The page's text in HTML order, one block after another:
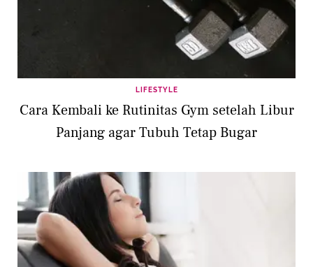
LIFESTYLE
Cara Kembali ke Rutinitas Gym setelah Libur
Panjang agar Tubuh Tetap Bugar